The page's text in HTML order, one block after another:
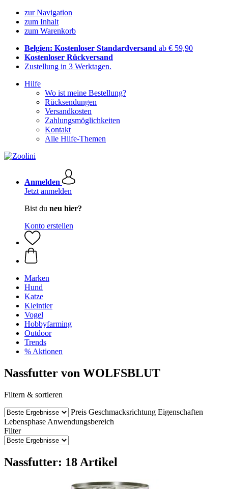
zur Navigation
zum Inhalt
zum Warenkorb
Belgien: Kostenloser Standardversand ab € 59,90
Kostenloser Rückversand
Zustellung in 3 Werktagen.
Hilfe
Wo ist meine Bestellung?
Rücksendungen
Versandkosten
Zahlungsmöglichkeiten
Kontakt
Alle Hilfe-Themen
Anmelden
Jetzt anmelden
Bist du neu hier?
Konto erstellen
Marken
Hund
Katze
Kleintier
Vogel
Hobbyfarming
Outdoor
Trends
% Aktionen
Nassfutter von WOLFSBLUT
Filtern & sortieren
Preis Geschmacksrichtung Eigenschaften
Lebensphase Anwendungsbereich
Filter
Nassfutter: 18 Artikel